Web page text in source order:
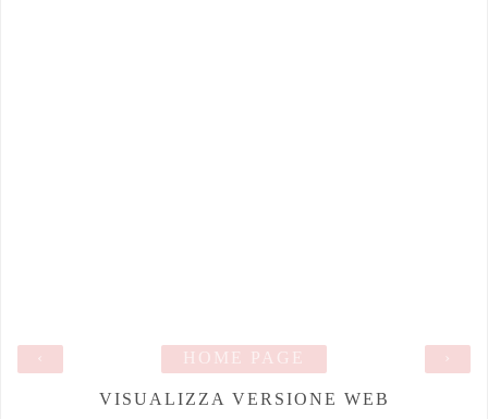
›
HOME PAGE
VISUALIZZA VERSIONE WEB